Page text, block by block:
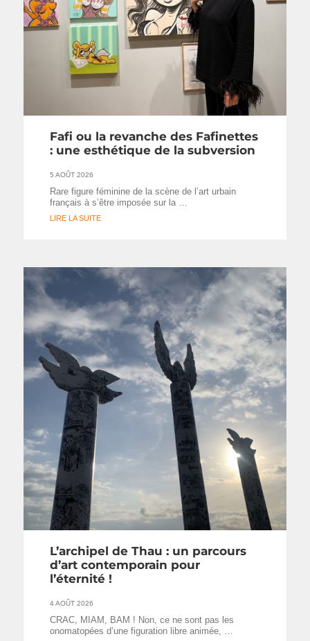
Fafi ou la revanche des Fafinettes
: une esthétique de la subversion
5 AOÛT 2026
Rare figure féminine de la scène de l’art urbain
français à s’être imposée sur la …
LIRE LA SUITE
L’archipel de Thau : un parcours
d’art contemporain pour
l’éternité !
4 AOÛT 2026
CRAC, MIAM, BAM ! Non, ce ne sont pas les
onomatopées d’une figuration libre animée, …